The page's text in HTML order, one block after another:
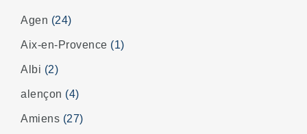
Agen (24)
Aix-en-Provence (1)
Albi (2)
alençon (4)
Amiens (27)